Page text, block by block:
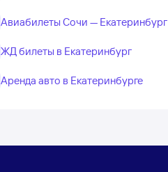
Авиабилеты Сочи — Екатеринбург
ЖД билеты в Екатеринбург
Аренда авто в Екатеринбурге